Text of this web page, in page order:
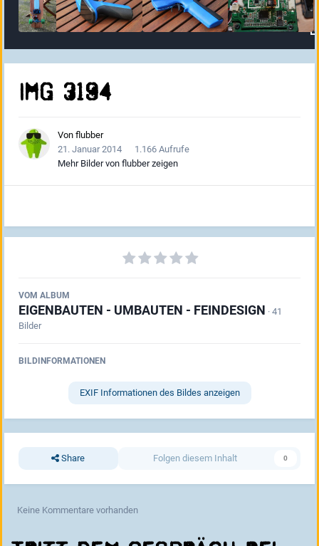
IMG 3194
Von flubber
21. Januar 2014
1.166 Aufrufe
Mehr Bilder von flubber zeigen
VOM ALBUM
EIGENBAUTEN - UMBAUTEN - FEINDESIGN · 41
Bilder
BILDINFORMATIONEN
EXIF Informationen des Bildes anzeigen
Share Folgen diesem Inhalt 0
Keine Kommentare vorhanden